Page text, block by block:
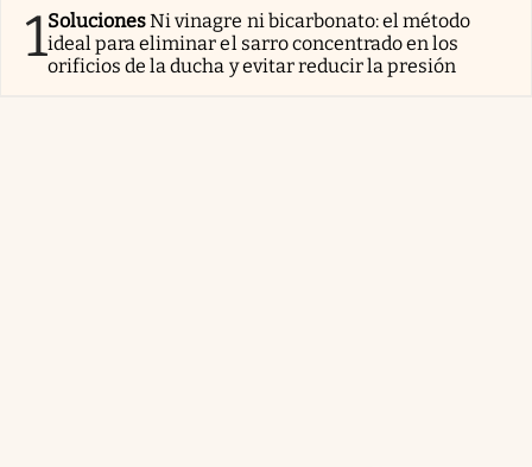
1SolucionesNi vinagre ni bicarbonato: el método
ideal para eliminar el sarro concentrado en los
orificios de la ducha y evitar reducir la presión